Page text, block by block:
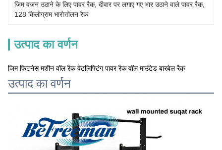
जिम वजन उठाने के लिए पावर रैक, दीवार पर लगाए गए भार उठाने वाले पावर रैक,
128 किलोग्राम भारोत्तोलन रैक
उत्पाद का वर्णन
जिम फिटनेस मशीन वॉल रैक वेटलिफ्टिंग पावर रैक वॉल माउंटेड बारबेल रैक
उत्पाद का वर्णन